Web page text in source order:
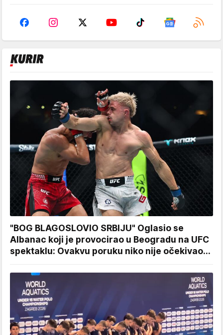
"BOG BLAGOSLOVIO SRBIJU" Oglasio se
Albanac koji je provocirao u Beogradu na UFC
spektaklu: Ovakvu poruku niko nije očekivao...